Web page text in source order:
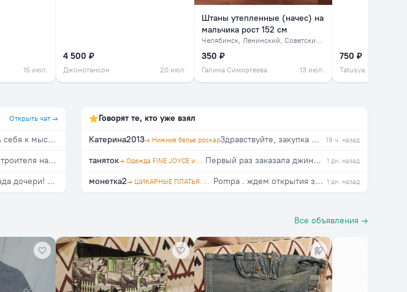
15 июл.
4 500 ₽
Джонотансон 20 июл.
Штаны утепленные (начес) на
мальчика рост 152 см
Челябинск, Ленинский, Советский, северок
350 ₽
Галина Симиргеева 13 июл.
750 ₽
Tatusya.mart
Открыть чат →
Я ещё с младенчества начала приучать себя к мысли, что захотят - препятствовать не стану))
У подруги сын таки поступил в Питер на строителя на бюджет с 257 баллами :) Моего ещё 3го по БВИ зачислили в УрФУ с 255 баллами на "Механика и моделирование". Мы очень рады за всех детей, кто поступил :)
Я вот прямо против отъезда дочери! Прямо никак я не готова🥲
Говорят те, кто уже взял
Катерина2013→ Нижние белье роскар Здравствуйте, закупка еще будет? 19 ч. назад
таняток → Одежда FINE JOYCE и PRIMM. Агент polosataya karamel Первый раз заказала джинсы в этой закупке, на свой 46, взяла 29. Организатор оперативно отвечает на вопросы. Спасибо!!! 1 дн. назад
монетка2 → ШИКАРНЫЕ ПЛАТЬЯ. Агент Натусёна Pompa . ждем открытия закупки!!! 1 дн. назад
Все объявления →